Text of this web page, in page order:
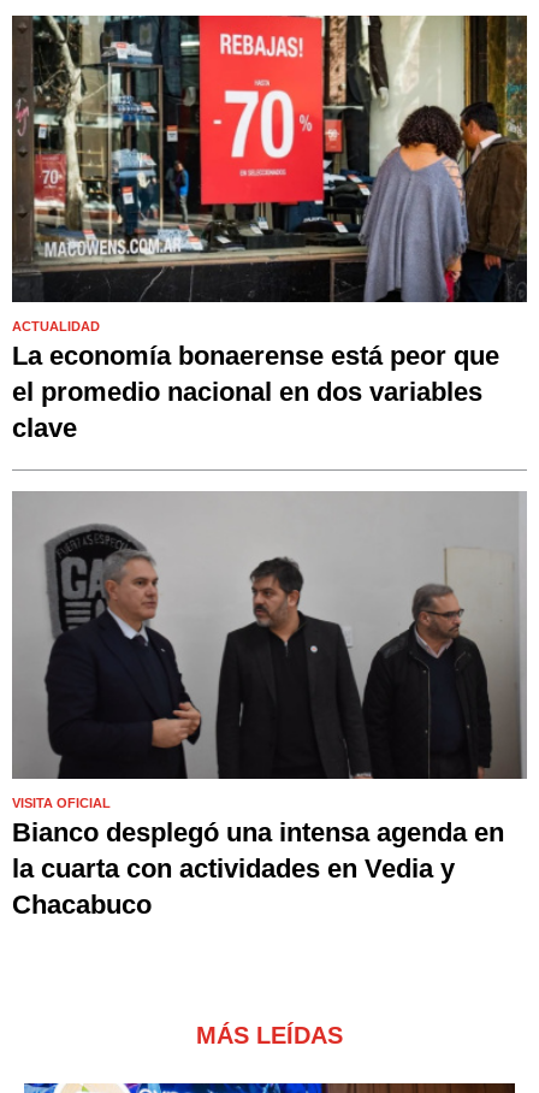
ACTUALIDAD
La economía bonaerense está peor que
el promedio nacional en dos variables
clave
VISITA OFICIAL
Bianco desplegó una intensa agenda en
la cuarta con actividades en Vedia y
Chacabuco
MÁS LEÍDAS